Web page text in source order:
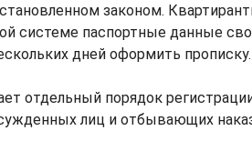
законом.
системе паспортные данные
дней оформить прописку.
отдельный порядок
лиц и отбывающих